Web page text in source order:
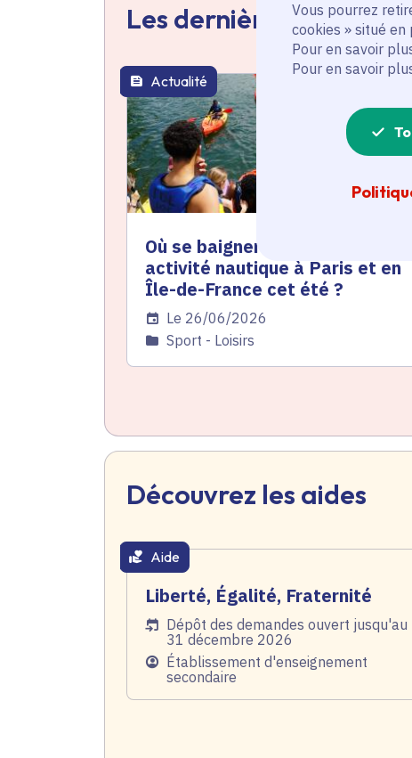
Vous pourrez
cookies » situé en
Pour en savoir
Pour en savoir
Les dernières
thématique active
Actualité
Où se baigner et pratiquer une
activité nautique à Paris et en
Île-de-France cet été ?
Date de l'arrêté
Le 26/06/2026
Catégorie
Sport - Loisirs
Découvrez les aides
thématique active
Aide
Liberté, Égalité, Fraternité
Date de l'arrêté
Dépôt des demandes ouvert jusqu'au
31 décembre 2026
PublicÉtablissement d'enseignement
secondaire